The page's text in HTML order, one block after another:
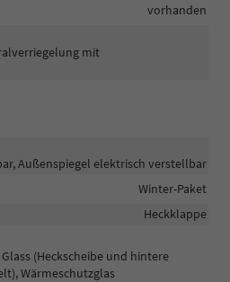
vorhanden
mit
Außenspiegel elektrisch verstellbar
Winter-Paket
Heckklappe
(Heckscheibe und hintere
Wärmeschutzglas